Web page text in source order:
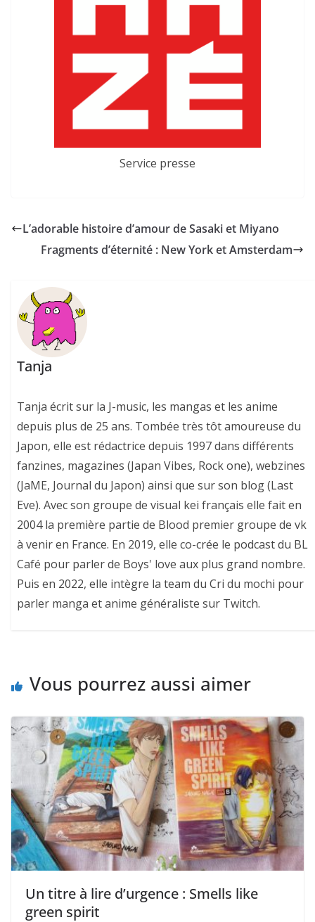
Service presse
L’adorable histoire d’amour de Sasaki et Miyano
Fragments d’éternité : New York et Amsterdam
Tanja
Tanja écrit sur la J-music, les mangas et les anime
depuis plus de 25 ans. Tombée très tôt amoureuse du
Japon, elle est rédactrice depuis 1997 dans différents
fanzines, magazines (Japan Vibes, Rock one), webzines
(JaME, Journal du Japon) ainsi que sur son blog (Last
Eve). Avec son groupe de visual kei français elle fait en
2004 la première partie de Blood premier groupe de vk
à venir en France. En 2019, elle co-crée le podcast du BL
Café pour parler de Boys' love aux plus grand nombre.
Puis en 2022, elle intègre la team du Cri du mochi pour
parler manga et anime généraliste sur Twitch.
Vous pourrez aussi aimer
Un titre à lire d’urgence : Smells like
green spirit